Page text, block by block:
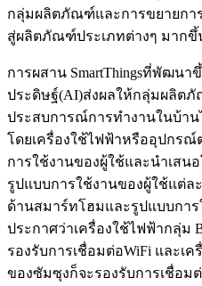
กลุ่มผลิตภัณฑ์และการขยายกา
สู่ผลิตภัณฑ์ประเภทต่างๆ มากขึ้
การผสาน SmartThingsที่พัฒน
ประดิษฐ์(AI)ส่งผลให้กลุ่มผลิตภั
ประสบการณ์การทำงานในบ้า
โดยเครื่องใช้ไฟฟ้าหรืออุปกรณ์
การใช้งานของผู้ใช้และนำเส
รูปแบบการใช้งานของผู้ใช้แต่ล
ด้านสมาร์ทโฮมและรูปแบบกา
ประกาศว่าเครื่องใช้ไฟฟ้ากลุ่ม
รองรับการเชื่อมต่อWiFi และเ
ของซัมซุงก็จะรองรับการเชื่อ